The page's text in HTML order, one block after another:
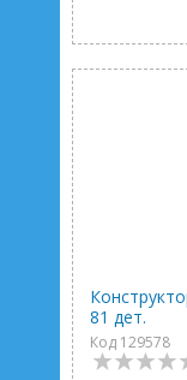
81 дет.
Код 129578